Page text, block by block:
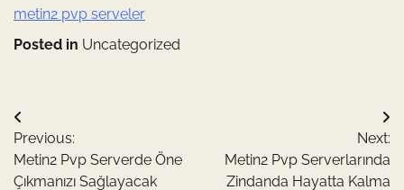
metin2 pvp serveler
Posted in Uncategorized
Yazı
gezinmesi
Previous:
Metin2 Pvp Serverde Öne
Çıkmanızı Sağlayacak
Next:
Metin2 Pvp Serverlarında
Zindanda Hayatta Kalma